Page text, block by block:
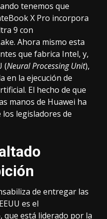
tenemos que
X Pro incorpora
9 con
. Ahora mismo esta
que fabrica Intel, y,
(Neural Processing Unit),
en la ejecución de
. El hecho de que
manos de Huawei ha
legisladores de
de entregar las
es el
que está liderado por la